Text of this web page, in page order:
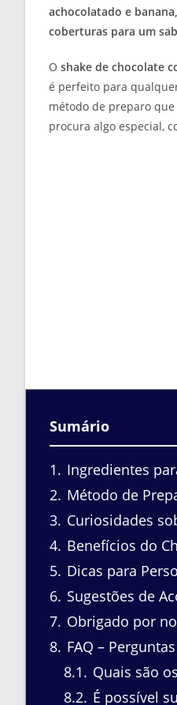
achocolatado e
coberturas para um
O shake de chocolate
é perfeito para
método de preparo
procura algo especial,
Sumário
1
Ingredientes
2 Método de
3 Curiosidades
4 Benefícios do
5 Dicas para
6 Sugestões de
7 Obrigado por
8 FAQ –
8.1
Quais são
8.2 É possível